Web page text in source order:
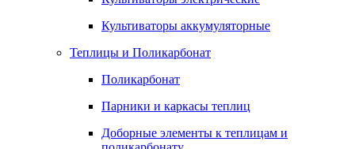
Культиваторы аккумуляторные
Теплицы и Поликарбонат
Поликарбонат
Парники и каркасы теплиц
Доборные элементы к теплицам и